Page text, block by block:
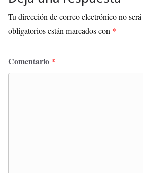
Tu dirección de correo electrónico no
obligatorios están marcados con *
Comentario *